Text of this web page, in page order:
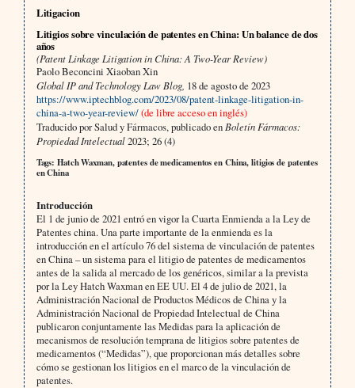
Litigacion
Litigios sobre vinculación de patentes en China: Un balance de dos
años
(Patent Linkage Litigation in China: A Two-Year Review)
Paolo Beconcini Xiaoban Xin
Global IP and Technology Law Blog, 18 de agosto de 2023
https://www.iptechblog.com/2023/08/patent-linkage-litigation-in-
china-a-two-year-review/(de libre acceso en inglés)
Traducido por Salud y Fármacos, publicado en Boletín Fármacos:
Propiedad Intelectual2023; 26 (4)
Tags: Hatch Waxman, patentes de medicamentos en China, litigios de patentes
en China
Introducción
El 1 de junio de 2021 entró en vigor la Cuarta Enmienda a la Ley de
Patentes china. Una parte importante de la enmienda es la
introducción en el artículo 76 del sistema de vinculación de patentes
en China – un sistema para el litigio de patentes de medicamentos
antes de la salida al mercado de los genéricos, similar a la prevista
por la Ley Hatch Waxman en EE UU. El 4 de julio de 2021, la
Administración Nacional de Productos Médicos de China y la
Administración Nacional de Propiedad Intelectual de China
publicaron conjuntamente las Medidas para la aplicación de
mecanismos de resolución temprana de litigios sobre patentes de
medicamentos (“Medidas”), que proporcionan más detalles sobre
cómo se gestionan los litigios en el marco de la vinculación de
patentes.